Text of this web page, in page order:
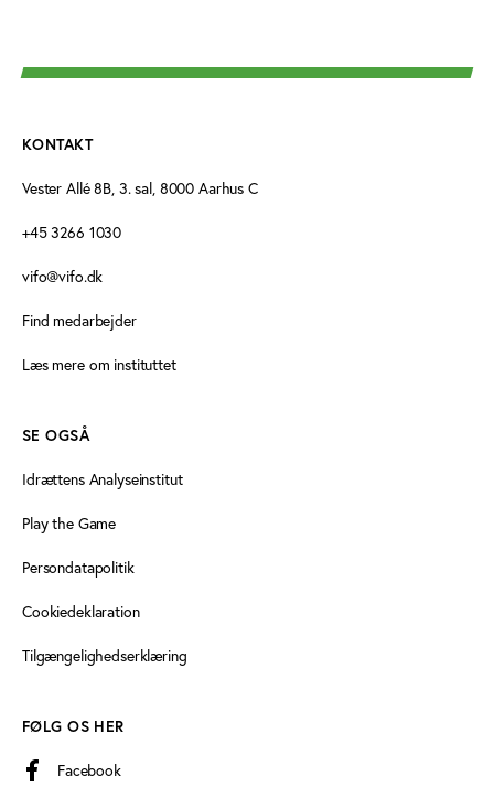
KONTAKT
Vester Allé 8B, 3. sal, 8000 Aarhus C
+45 3266 1030
vifo@vifo.dk
Find medarbejder
Læs mere om instituttet
SE OGSÅ
Idrættens Analyseinstitut
Play the Game
Persondatapolitik
Cookiedeklaration
Tilgængelighedserklæring
FØLG OS HER
Facebook